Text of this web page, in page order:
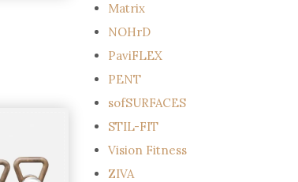
Matrix
NOHrD
PaviFLEX
PENT
sofSURFACES
STIL-FIT
Vision Fitness
ZIVA